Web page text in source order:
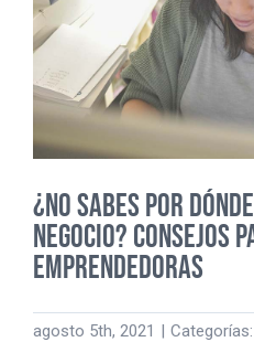
¿No sabes por
negocio? Consejos
Emprendedoras
agosto 5th, 2021 | Categorías: